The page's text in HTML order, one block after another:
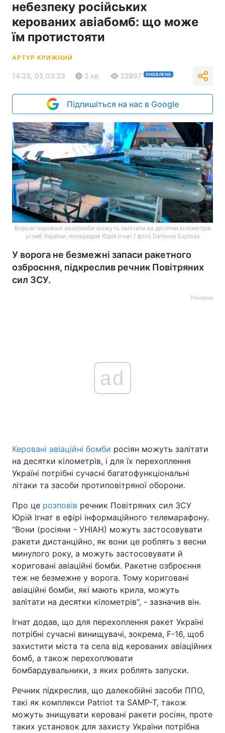
небезпеку російських
керованих авіабомб: що може
їм протистояти
АРТУР КРИЖНИЙ
14:23, 05.03.23 2 хв. 22997 ОНОВЛЕНО
Підпишіться на нас в Google
Ворожі керовані авіабомби можуть залітати на десятки кілометрів
углиб України, попередив Юрій Ігнат / фото Defense Express
У ворога не безмежні запаси ракетного
озброєння, підкреслив речник Повітряних
сил ЗСУ.
Реклама
ad
Керовані авіаційні бомби росіян можуть залітати
на десятки кілометрів, і для їх перехоплення
Україні потрібні сучасні багатофункціональні
літаки та засоби протиповітряної оборони.
Про це розповів речник Повітряних сил ЗСУ
Юрій Ігнат в ефірі інформаційного телемарафону.
"Вони (росіяни - УНІАН) можуть застосовувати
ракети дистанційно, як вони це роблять з весни
минулого року, а можуть застосовувати й
кориговані авіаційні бомби. Ракетне озброєння
теж не безмежне у ворога. Тому кориговані
авіаційні бомби, які мають крила, можуть
залітати на десятки кілометрів", - зазначив він.
Ігнат додав, що для перехоплення ракет Україні
потрібні сучасні винищувачі, зокрема, F-16, щоб
захистити міста та села від керованих авіаційних
бомб, а також перехоплювати
бомбардувальники, з яких роблять запуски.
Речник підкреслив, що далекобійні засоби ППО,
такі як комплекси Patriot та SAMP-T, також
можуть знищувати керовані ракети росіян, проте
таких установок для захисту України потрібна